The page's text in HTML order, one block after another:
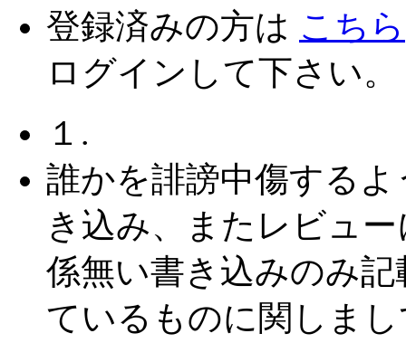
登録済みの方は こちら
ログインして下さい。
１.
誰かを誹謗中傷するよ
き込み、またレビュー
係無い書き込みのみ記
ているものに関しま